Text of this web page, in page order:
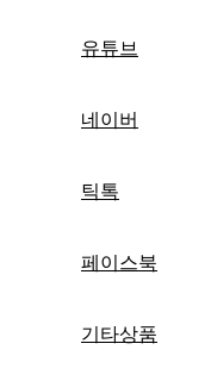
유튜브
네이버
틱톡
페이스북
기타상품